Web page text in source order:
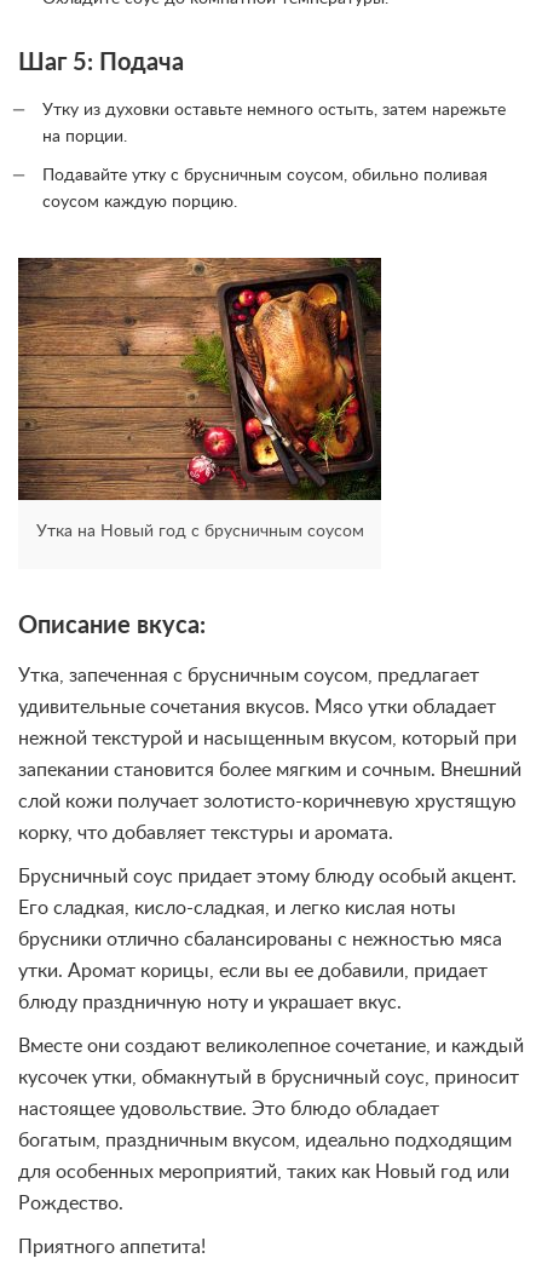
Шаг 5: Подача
Утку из духовки оставьте немного остыть, затем нарежьте
на порции.
Подавайте утку с брусничным соусом, обильно поливая
соусом каждую порцию.
Утка на Новый год с брусничным соусом
Описание вкуса:
Утка, запеченная с брусничным соусом, предлагает
удивительные сочетания вкусов. Мясо утки обладает
нежной текстурой и насыщенным вкусом, который при
запекании становится более мягким и сочным. Внешний
слой кожи получает золотисто-коричневую хрустящую
корку, что добавляет текстуры и аромата.
Брусничный соус придает этому блюду особый акцент.
Его сладкая, кисло-сладкая, и легко кислая ноты
брусники отлично сбалансированы с нежностью мяса
утки. Аромат корицы, если вы ее добавили, придает
блюду праздничную ноту и украшает вкус.
Вместе они создают великолепное сочетание, и каждый
кусочек утки, обмакнутый в брусничный соус, приносит
настоящее удовольствие. Это блюдо обладает
богатым, праздничным вкусом, идеально подходящим
для особенных мероприятий, таких как Новый год или
Рождество.
Приятного аппетита!